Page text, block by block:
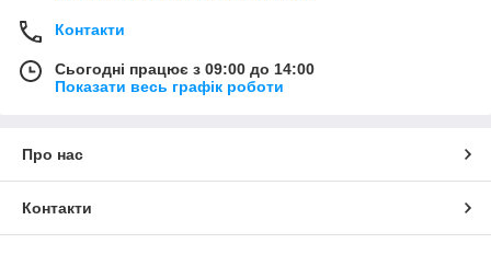
Контакти
Сьогодні працює з 09:00 до 14:00
Показати весь графік роботи
Про нас
Контакти